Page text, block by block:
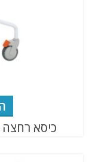
כיסא רחצה